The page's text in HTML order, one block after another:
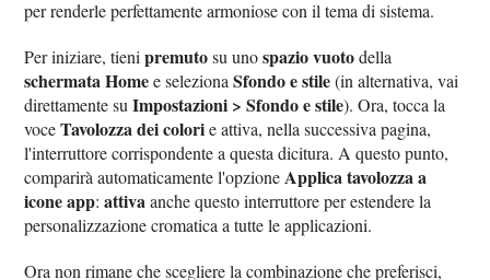
per renderle perfettamente armoniose con il tema di sistema.
Per iniziare, tienipremutosu unospazio vuotodella
schermata Homee selezionaSfondo e stile(in alternativa, vai
direttamente suImpostazioni > Sfondo e stile). Ora, tocca la
voceTavolozza dei colorie attiva, nella successiva pagina,
l'interruttore corrispondente a questa dicitura. A questo punto,
comparirà automaticamente l'opzione Applica tavolozza a
icone app:attiva anche questo interruttore per estendere la
personalizzazione cromatica a tutte le applicazioni.
Ora non rimane che scegliere la combinazione che preferisci,